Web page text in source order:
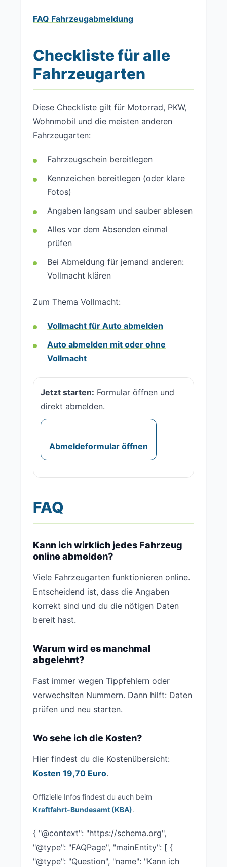
FAQ Fahrzeugabmeldung
Checkliste für alle
Fahrzeugarten
Diese Checkliste gilt für Motorrad, PKW,
Wohnmobil und die meisten anderen
Fahrzeugarten:
Fahrzeugschein bereitlegen
Kennzeichen bereitlegen (oder klare
Fotos)
Angaben langsam und sauber ablesen
Alles vor dem Absenden einmal
prüfen
Bei Abmeldung für jemand anderen:
Vollmacht klären
Zum Thema Vollmacht:
Vollmacht für Auto abmelden
Auto abmelden mit oder ohne
Vollmacht
Jetzt starten: Formular öffnen und
direkt abmelden.
Abmeldeformular öffnen
FAQ
Kann ich wirklich jedes Fahrzeug
online abmelden?
Viele Fahrzeugarten funktionieren online.
Entscheidend ist, dass die Angaben
korrekt sind und du die nötigen Daten
bereit hast.
Warum wird es manchmal
abgelehnt?
Fast immer wegen Tippfehlern oder
verwechslten Nummern. Dann hilft: Daten
prüfen und neu starten.
Wo sehe ich die Kosten?
Hier findest du die Kostenübersicht:
Kosten 19,70 Euro.
Offizielle Infos findest du auch beim
Kraftfahrt-Bundesamt (KBA).
{ "@context": "https://schema.org",
"@type": "FAQPage", "mainEntity": [ {
"@type": "Question", "name": "Kann ich